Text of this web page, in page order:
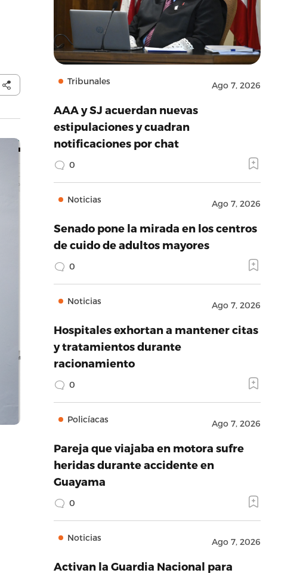
Tribunales Ago 7, 2026
AAA y SJ acuerdan nuevas
estipulaciones y cuadran
notificaciones por chat
0
Noticias Ago 7, 2026
Senado pone la mirada en los centros
de cuido de adultos mayores
0
Noticias Ago 7, 2026
Hospitales exhortan a mantener citas
y tratamientos durante
racionamiento
0
Policíacas Ago 7, 2026
Pareja que viajaba en motora sufre
heridas durante accidente en
Guayama
0
Noticias Ago 7, 2026
Activan la Guardia Nacional para